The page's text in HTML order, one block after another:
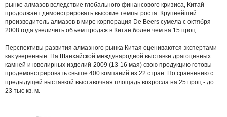
рынке алмазов вследствие глобального финансового кризиса, Китай
продолжает демонстрировать высокие темпы роста. Крупнейший
производитель алмазов в мире корпорация De Beers сумела с октября
2008 года увеличить объем продаж в Китае более чем на 15 проц.
Перспективы развития алмазного рынка Китая оцениваются экспертами
как уверенные. На Шанхайской международной выставке драгоценных
камней и ювелирных изделий-2009 (13-16 мая) свою продукцию готовы
продемонстрировать свыше 400 компаний из 22 стран. По сравнению с
предыдущей выставкой выставочная площадь возросла на 25 проц - до
23 тыс кв. м.